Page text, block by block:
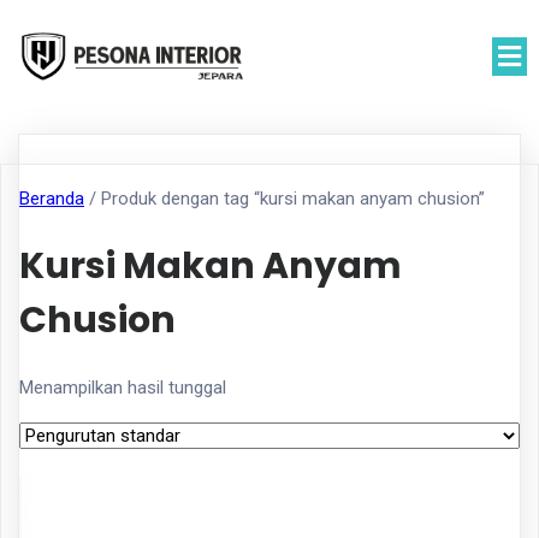
Beranda / Produk dengan tag “kursi makan anyam chusion”
Kursi Makan Anyam
Chusion
Menampilkan hasil tunggal